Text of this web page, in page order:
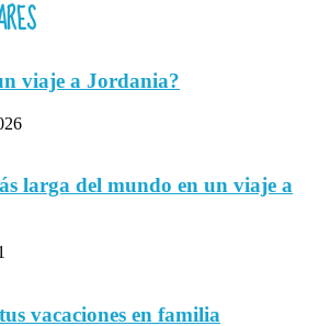
viaje a Jordania?
larga del mundo en un viaje a
vacaciones en familia